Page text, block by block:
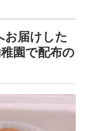
お届けした
園で配布の